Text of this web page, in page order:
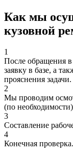
Как мы
кузовной
1
После обращения
заявку в базе, а
прояснения задачи.
2
Мы проводим
(по
3
Составление
4
Конечная